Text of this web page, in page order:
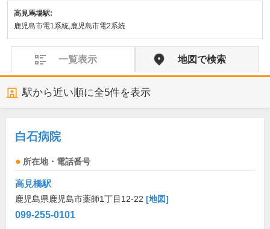
高見馬場駅:
鹿児島市電1系統,鹿児島市電2系統
一覧表示 地図で検索
駅から近い順に全5件を表示
白石病院
所在地・電話番号
高見橋駅
鹿児島県鹿児島市薬師1丁目12-22 [地図]
099-255-0101